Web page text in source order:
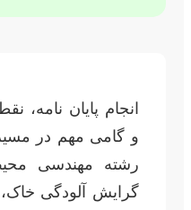
انجام پایان نامه،
و گامی مهم در
رشته مهندسی
گرایش آلودگی خاک،